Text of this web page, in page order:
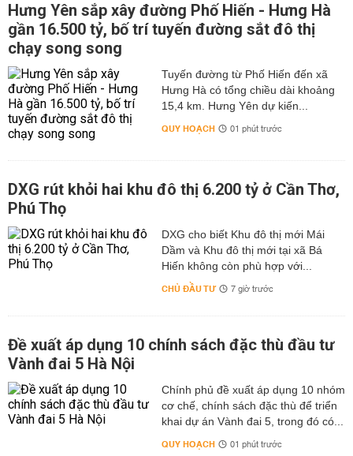
Hưng Yên sắp xây đường Phố Hiến - Hưng Hà
gần 16.500 tỷ, bố trí tuyến đường sắt đô thị
chạy song song
Tuyến đường từ Phố Hiến đến xã
Hưng Hà có tổng chiều dài khoảng
15,4 km. Hưng Yên dự kiến...
QUY HOẠCH 01 phút trước
DXG rút khỏi hai khu đô thị 6.200 tỷ ở Cần Thơ,
Phú Thọ
DXG cho biết Khu đô thị mới Mái
Dầm và Khu đô thị mới tại xã Bá
Hiến không còn phù hợp với...
CHỦ ĐẦU TƯ 7 giờ trước
Đề xuất áp dụng 10 chính sách đặc thù đầu tư
Vành đai 5 Hà Nội
Chính phủ đề xuất áp dụng 10 nhóm
cơ chế, chính sách đặc thù để triển
khai dự án Vành đai 5, trong đó có...
QUY HOẠCH 01 phút trước